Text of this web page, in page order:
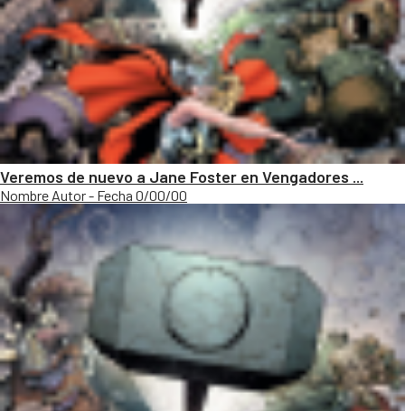
Veremos de nuevo a Jane Foster en Vengadores ...
Nombre Autor - Fecha 0/00/00